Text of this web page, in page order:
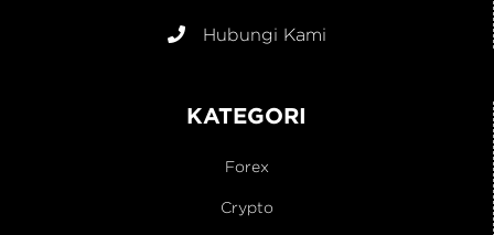
Hubungi Kami
KATEGORI
Forex
Crypto